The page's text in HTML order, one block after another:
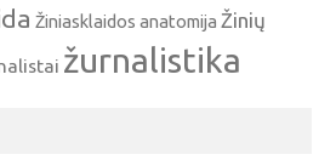
Žiniasklaidos anatomija Žinių
žurnalistika